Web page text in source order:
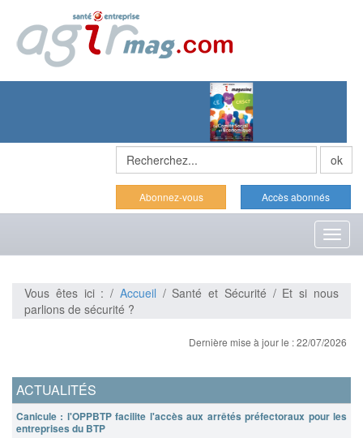
Abonnez-vous Accès abonnés
Vous êtes ici : / Accueil / Santé et Sécurité / Et si nous
parlions de sécurité ?
Dernière mise à jour le : 22/07/2026
ACTUALITÉS
Canicule : l'OPPBTP facilite l'accès aux arrêtés préfectoraux pour les
entreprises du BTP